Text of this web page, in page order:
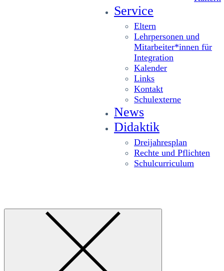
Service
Eltern
Lehrpersonen und
Mitarbeiter*innen für
Integration
Kalender
Links
Kontakt
Schulexterne
News
Didaktik
Dreijahresplan
Rechte und Pflichten
Schulcurriculum